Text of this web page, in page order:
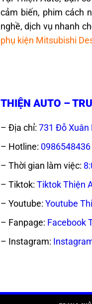
cảm biến, phim cách
nghề, dịch vụ nhanh
phụ kiện Mitsubishi
THIỆN AUTO –
– Địa chỉ: 731 Đỗ Xuân
– Hotline: 0986548436
– Thời gian làm việc:
– Tiktok: Tiktok Thiện
– Youtube: Youtube
– Fanpage: Facebook
– Instagram: